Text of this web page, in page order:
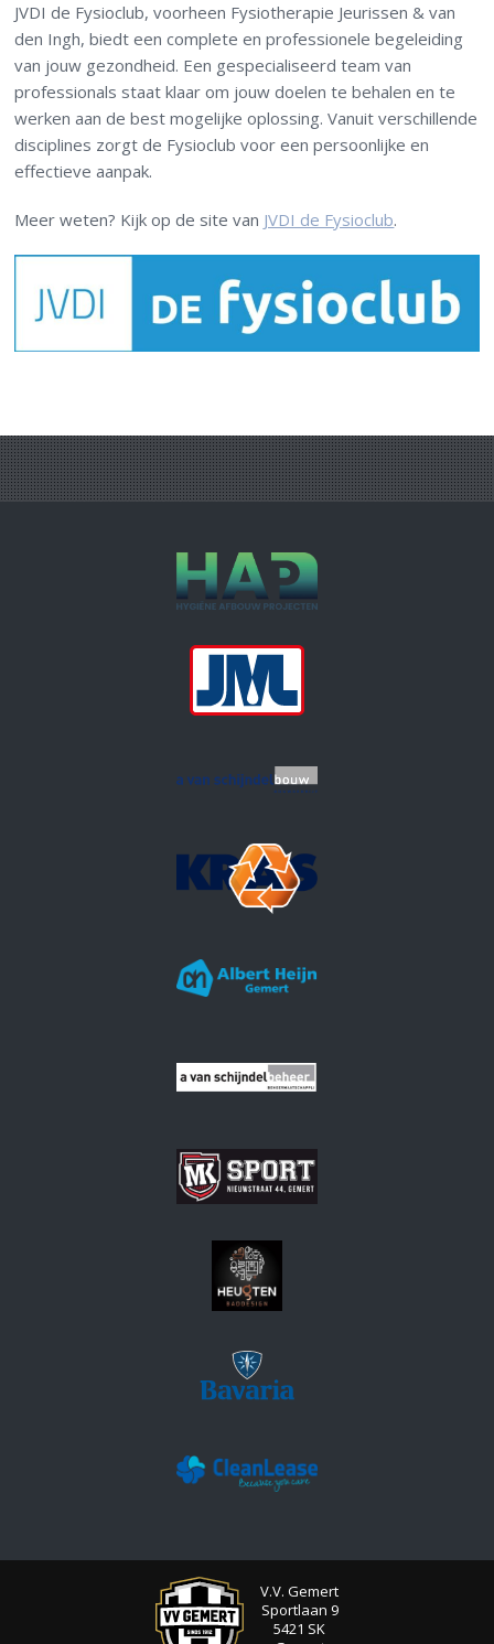
JVDI de Fysioclub, voorheen Fysiotherapie Jeurissen & van
den Ingh, biedt een complete en professionele begeleiding
van jouw gezondheid. Een gespecialiseerd team van
professionals staat klaar om jouw doelen te behalen en te
werken aan de best mogelijke oplossing. Vanuit verschillende
disciplines zorgt de Fysioclub voor een persoonlijke en
effectieve aanpak.
Meer weten? Kijk op de site van JVDI de Fysioclub.
V.V. Gemert
Sportlaan 9
5421 SK